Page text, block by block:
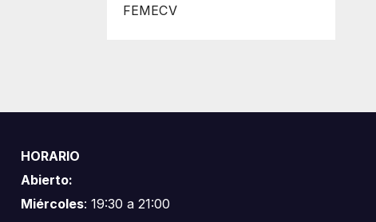
FEMECV
HORARIO
Abierto:
Miércoles: 19:30 a 21:00